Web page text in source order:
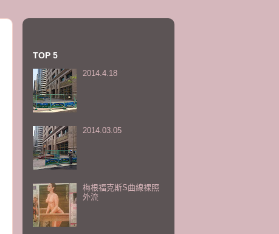
TOP 5
2014.4.18
2014.03.05
梅根福克斯S曲線裸照
外流